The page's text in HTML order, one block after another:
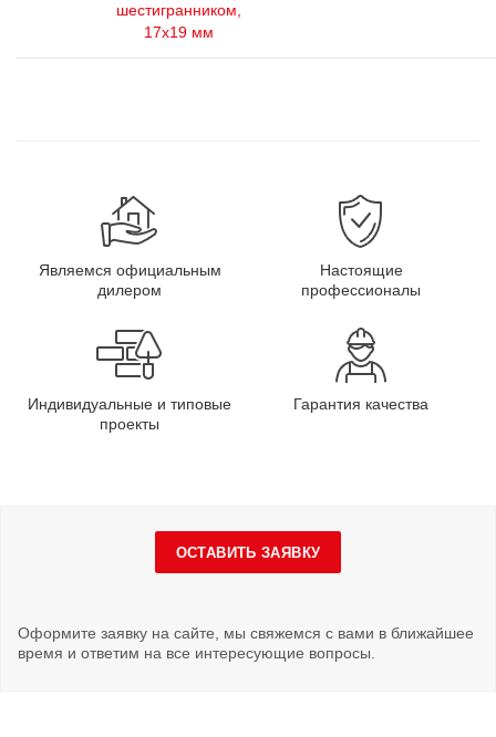
шестигранником,
17х19 мм
Являемся официальным
дилером
Настоящие
профессионалы
Индивидуальные и типовые
проекты
Гарантия качества
ОСТАВИТЬ ЗАЯВКУ
Оформите заявку на сайте, мы свяжемся с вами в ближайшее
время и ответим на все интересующие вопросы.